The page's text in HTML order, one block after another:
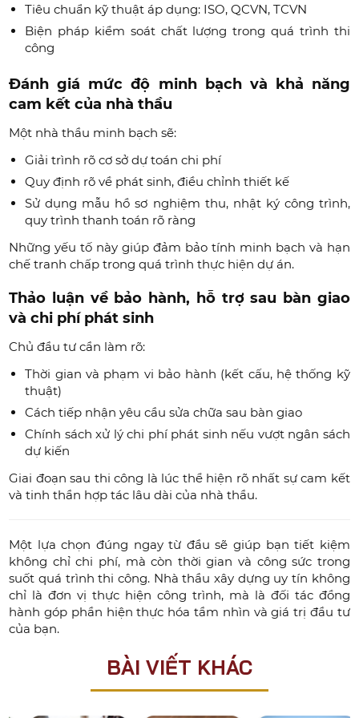
Tiêu chuẩn kỹ thuật áp dụng: ISO, QCVN, TCVN
Biện pháp kiểm soát chất lượng trong quá trình thi
công
Đánh giá mức độ minh bạch và khả năng
cam kết của nhà thầu
Một nhà thầu minh bạch sẽ:
Giải trình rõ cơ sở dự toán chi phí
Quy định rõ về phát sinh, điều chỉnh thiết kế
Sử dụng mẫu hồ sơ nghiệm thu, nhật ký công trình,
quy trình thanh toán rõ ràng
Những yếu tố này giúp đảm bảo tính minh bạch và hạn
chế tranh chấp trong quá trình thực hiện dự án.
Thảo luận về bảo hành, hỗ trợ sau bàn giao
và chi phí phát sinh
Chủ đầu tư cần làm rõ:
Thời gian và phạm vi bảo hành (kết cấu, hệ thống kỹ
thuật)
Cách tiếp nhận yêu cầu sửa chữa sau bàn giao
Chính sách xử lý chi phí phát sinh nếu vượt ngân sách
dự kiến
Giai đoạn sau thi công là lúc thể hiện rõ nhất sự cam kết
và tinh thần hợp tác lâu dài của nhà thầu.
Một lựa chọn đúng ngay từ đầu sẽ giúp bạn tiết kiệm
không chỉ chi phí, mà còn thời gian và công sức trong
suốt quá trình thi công. Nhà thầu xây dựng uy tín không
chỉ là đơn vị thực hiện công trình, mà là đối tác đồng
hành góp phần hiện thực hóa tầm nhìn và giá trị đầu tư
của bạn.
BÀI VIẾT KHÁC